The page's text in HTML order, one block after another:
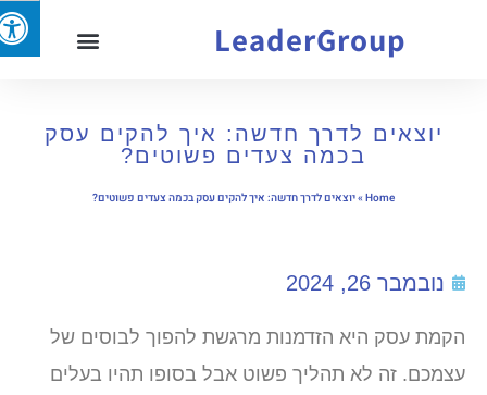
LeaderGroup
יוצאים לדרך חדשה: איך להקים עסק
בכמה צעדים פשוטים?
Home
»יוצאים לדרך חדשה: איך להקים עסק בכמה צעדים פשוטים?
נובמבר 26, 2024
הקמת עסק היא הזדמנות מרגשת להפוך לבוסים של
עצמכם. זה לא תהליך פשוט אבל בסופו תהיו בעלים